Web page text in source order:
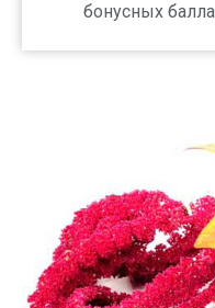
бонусных балла